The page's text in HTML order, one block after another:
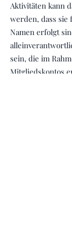
Aktivitäten kann
werden, dass
Namen erfolgt
sein, die im
Mitgliedskontos